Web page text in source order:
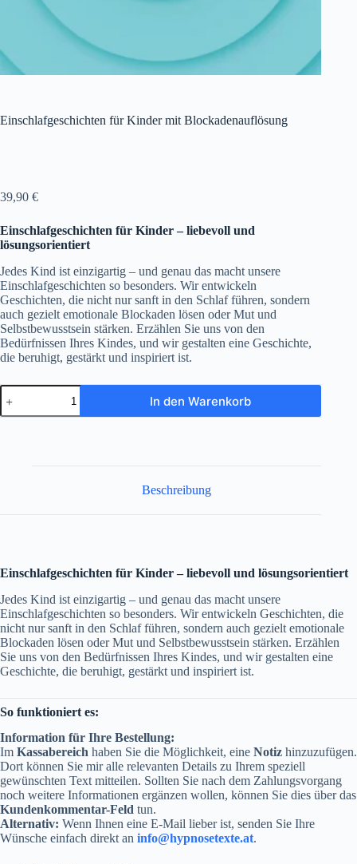
Einschlafgeschichten für Kinder mit Blockadenauflösung
39,90 €
Einschlafgeschichten für Kinder – liebevoll und
lösungsorientiert
Jedes Kind ist einzigartig – und genau das macht unsere
Einschlafgeschichten so besonders. Wir entwickeln
Geschichten, die nicht nur sanft in den Schlaf führen, sondern
auch gezielt emotionale Blockaden lösen oder Mut und
Selbstbewusstsein stärken. Erzählen Sie uns von den
Bedürfnissen Ihres Kindes, und wir gestalten eine Geschichte,
die beruhigt, gestärkt und inspiriert ist.
Einschlafgeschichten
für
Kinder
In den Warenkorb
Beschreibung
Einschlafgeschichten für Kinder – liebevoll und lösungsorientiert
Jedes Kind ist einzigartig – und genau das macht unsere
Einschlafgeschichten so besonders. Wir entwickeln Geschichten, die
nicht nur sanft in den Schlaf führen, sondern auch gezielt emotionale
Blockaden lösen oder Mut und Selbstbewusstsein stärken. Erzählen
Sie uns von den Bedürfnissen Ihres Kindes, und wir gestalten eine
Geschichte, die beruhigt, gestärkt und inspiriert ist.
So funktioniert es:
Information für Ihre Bestellung:
Im Kassabereich haben Sie die Möglichkeit, eine Notiz hinzuzufügen.
Dort können Sie mir alle relevanten Details zu Ihrem speziell
gewünschten Text mitteilen. Sollten Sie nach dem Zahlungsvorgang
noch weitere Informationen ergänzen wollen, können Sie dies über das
Kundenkommentar-Feld tun.
Alternativ: Wenn Ihnen eine E-Mail lieber ist, senden Sie Ihre
Wünsche einfach direkt an info@hypnosetexte.at.